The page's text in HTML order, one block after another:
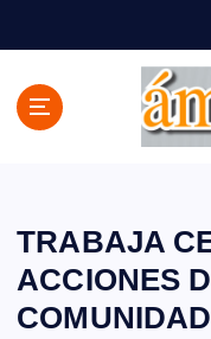
TRABAJA
ACCIONES